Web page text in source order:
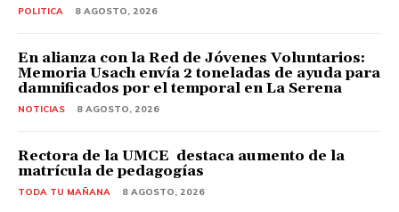
POLITICA 8 AGOSTO, 2026
En alianza con la Red de Jóvenes Voluntarios:
Memoria Usach envía 2 toneladas de ayuda para
damnificados por el temporal en La Serena
NOTICIAS 8 AGOSTO, 2026
Rectora de la UMCE destaca aumento de la
matrícula de pedagogías
TODA TU MAÑANA 8 AGOSTO, 2026